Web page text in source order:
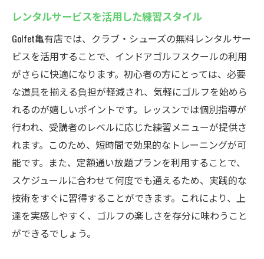
レンタルサービスを活用した練習スタイル
Golfet亀有店では、クラブ・シューズの無料レンタルサー
ビスを活用することで、インドアゴルフスクールの利用
がさらに快適になります。初心者の方にとっては、必要
な道具を揃える負担が軽減され、気軽にゴルフを始めら
れるのが嬉しいポイントです。レッスンでは個別指導が
行われ、受講者のレベルに応じた練習メニューが提供さ
れます。このため、短時間で効果的なトレーニングが可
能です。また、定額通い放題プランを利用することで、
スケジュールに合わせて何度でも通えるため、実践的な
技術をすぐに習得することができます。これにより、上
達を実感しやすく、ゴルフの楽しさを存分に味わうこと
ができるでしょう。